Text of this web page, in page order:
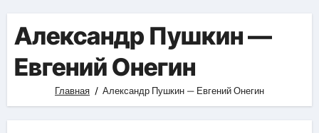
Александр Пушкин —
Евгений Онегин
Главная Александр Пушкин — Евгений Онегин